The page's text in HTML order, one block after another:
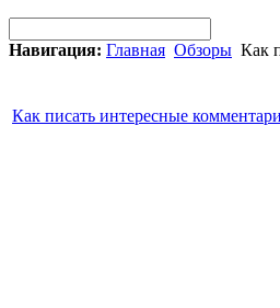
Навигация: Главная Обзоры Как
Как писать интересные